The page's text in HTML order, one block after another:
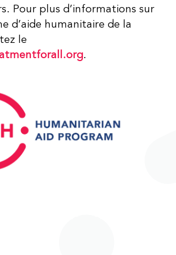
Pour plus d’informations sur
d’aide humanitaire de la
le
.